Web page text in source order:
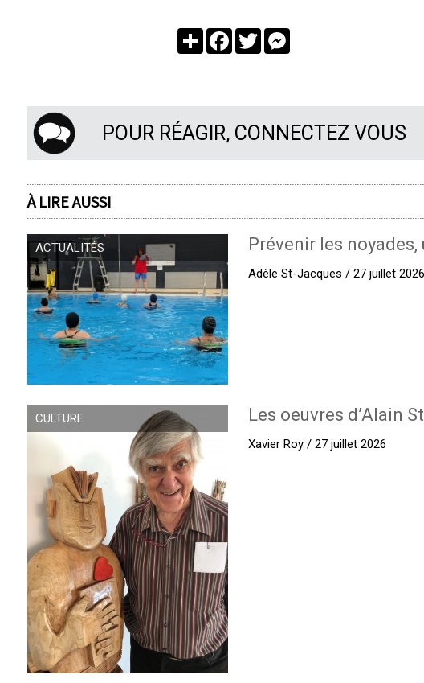
PartagerFacebook
TwitterMessenger
POUR RÉAGIR, CONNECTEZ VOUS
À LIRE AUSSI
ACTUALITÉS Prévenir les
Adèle St-Jacques / 27 juillet 2026
CULTURE Les oeuvres d’Alain
Xavier Roy / 27 juillet 2026